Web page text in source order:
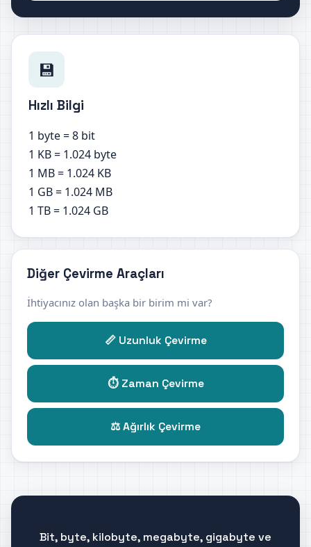
💾
Hızlı Bilgi
1 byte = 8 bit
1 KB = 1.024 byte
1 MB = 1.024 KB
1 GB = 1.024 MB
1 TB = 1.024 GB
Diğer Çevirme Araçları
İhtiyacınız olan başka bir birim mi var?
📏 Uzunluk Çevirme
⏱️ Zaman Çevirme
⚖️ Ağırlık Çevirme
Bit, byte, kilobyte, megabyte, gigabyte ve